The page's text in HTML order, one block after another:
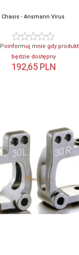
Chasis - Ansmann Virus
Poinformuj mnie gdy produkt
będzie dostępny
192,65 PLN